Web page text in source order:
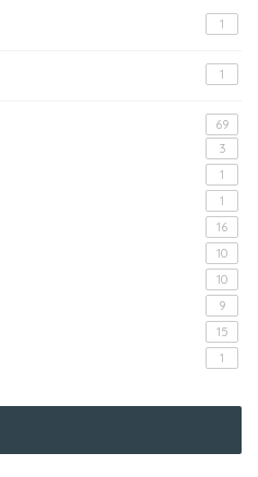
1
1
69
3
1
1
16
10
10
9
15
1